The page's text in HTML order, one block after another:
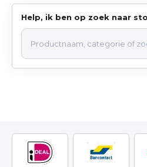
Help, ik ben op zoek naar